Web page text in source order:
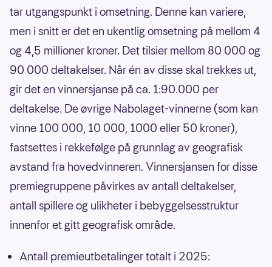
tar utgangspunkt i omsetning. Denne kan variere,
men i snitt er det en ukentlig omsetning på mellom 4
og 4,5 millioner kroner. Det tilsier mellom 80 000 og
90 000 deltakelser. Når én av disse skal trekkes ut,
gir det en vinnersjanse på ca. 1:90.000 per
deltakelse. De øvrige Nabolaget-vinnerne (som kan
vinne 100 000, 10 000, 1000 eller 50 kroner),
fastsettes i rekkefølge på grunnlag av geografisk
avstand fra hovedvinneren. Vinnersjansen for disse
premiegruppene påvirkes av antall deltakelser,
antall spillere og ulikheter i bebyggelsesstruktur
innenfor et gitt geografisk område.
Antall premieutbetalinger totalt i 2025: